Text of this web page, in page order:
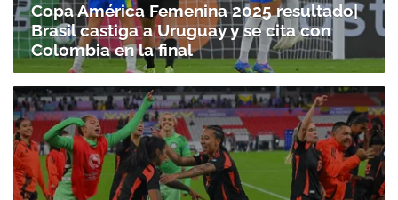
Copa América Femenina 2025 resultado|
Brasil castiga a Uruguay y se cita con
Colombia en la final